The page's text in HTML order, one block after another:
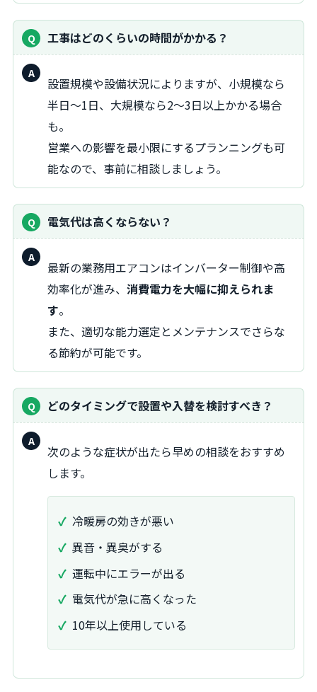
工事はどのくらいの時間がかかる？
答：
設置規模や設備状況によりますが、小規模なら
半日〜1日、大規模なら2〜3日以上かかる場合
も。
営業への影響を最小限にするプランニングも可
能なので、事前に相談しましょう。
電気代は高くならない？
答：
最新の業務用エアコンはインバーター制御や高
効率化が進み、 消費電力を大幅に抑えられま
す。
また、適切な能力選定とメンテナンスでさらな
る節約が可能です。
どのタイミングで設置や入替を検討すべき？
答：
次のような症状が出たら早めの相談をおすすめ
します。
冷暖房の効きが悪い
異音・異臭がする
運転中にエラーが出る
電気代が急に高くなった
10年以上使用している